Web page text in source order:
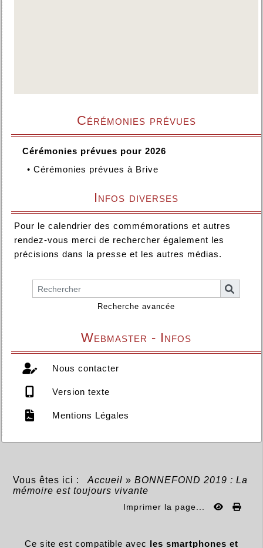
Cérémonies prévues
Cérémonies prévues pour 2026
• Cérémonies prévues à Brive
Infos diverses
Pour le calendrier des commémorations et autres
rendez-vous merci de rechercher également les
précisions dans la presse et les autres médias.
Recherche avancée
Webmaster - Infos
Nous contacter
Version texte
Mentions Légales
Vous êtes ici : Accueil » BONNEFOND 2019 : La
mémoire est toujours vivante
Imprimer la page...
Ce site est compatible avec les smartphones et